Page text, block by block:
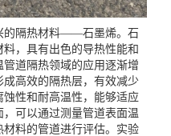
隔热材料——石墨烯。石
，具有出色的导热性能和
道隔热领域的应用逐渐增
高效的隔热层，有效减少
性和耐高温性，能够适应
可以通过测量管道表面温
料的管道进行评估。实验